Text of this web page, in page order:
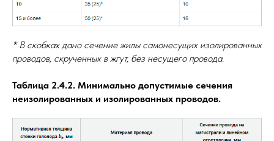
* В скобках дано сечение жилы самонесущих изолированных
проводов, скрученных в жгут, без несущего провода.
Таблица 2.4.2. Минимально допустимые сечения
неизолированных и изолированных проводов.